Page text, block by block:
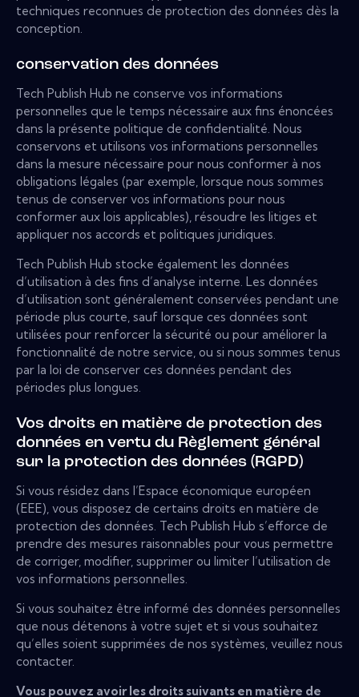
techniques reconnues de protection des données dès la
conception.
conservation des données
Tech Publish Hub ne conserve vos informations
personnelles que le temps nécessaire aux fins énoncées
dans la présente politique de confidentialité. Nous
conservons et utilisons vos informations personnelles
dans la mesure nécessaire pour nous conformer à nos
obligations légales (par exemple, lorsque nous sommes
tenus de conserver vos informations pour nous
conformer aux lois applicables), résoudre les litiges et
appliquer nos accords et politiques juridiques.
Tech Publish Hub stocke également les données
d’utilisation à des fins d’analyse interne. Les données
d’utilisation sont généralement conservées pendant une
période plus courte, sauf lorsque ces données sont
utilisées pour renforcer la sécurité ou pour améliorer la
fonctionnalité de notre service, ou si nous sommes tenus
par la loi de conserver ces données pendant des
périodes plus longues.
Vos droits en matière de protection des
données en vertu du Règlement général
sur la protection des données (RGPD)
Si vous résidez dans l’Espace économique européen
(EEE), vous disposez de certains droits en matière de
protection des données. Tech Publish Hub s’efforce de
prendre des mesures raisonnables pour vous permettre
de corriger, modifier, supprimer ou limiter l’utilisation de
vos informations personnelles.
Si vous souhaitez être informé des données personnelles
que nous détenons à votre sujet et si vous souhaitez
qu’elles soient supprimées de nos systèmes, veuillez nous
contacter.
Vous pouvez avoir les droits suivants en matière de